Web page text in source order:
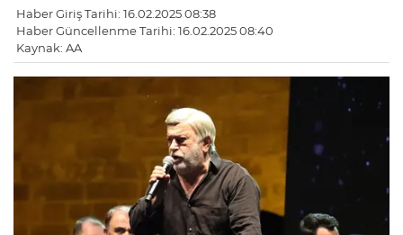
Haber Giriş Tarihi: 16.02.2025 08:38
Haber Güncellenme Tarihi: 16.02.2025 08:40
Kaynak: AA